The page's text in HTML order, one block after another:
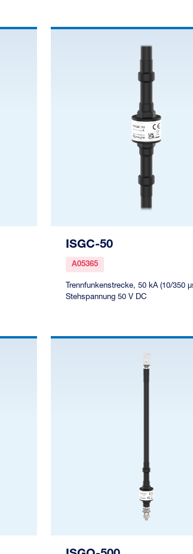
ISGC-50
A05365
Trennfunkenstrecke, 50 kA (10/350
Stehspannung 50 V DC